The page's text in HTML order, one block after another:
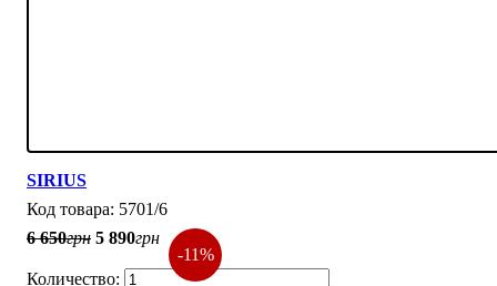
SIRIUS
5701/6
-11%
6 650грн 5 890грн